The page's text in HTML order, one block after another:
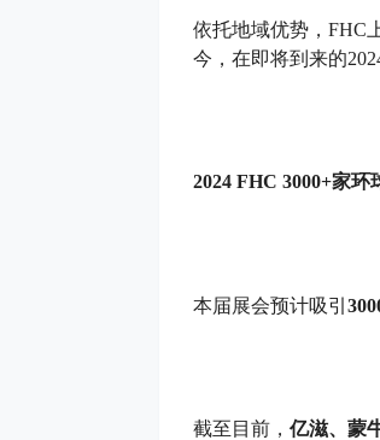
依托地域优势，FHC
今，在即将到来的
2024 FHC 3000+家环
本届展会预计吸引
截至目前， 亿滋、蒙